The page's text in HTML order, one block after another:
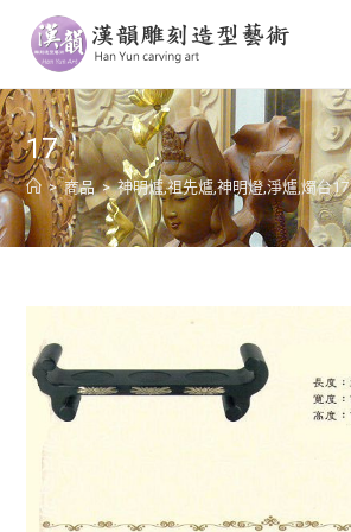
17
> 商品 > 神明爐,祖先爐,神明燈,淨爐,燭台17